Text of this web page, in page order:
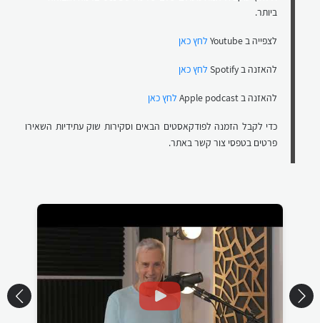
ביותר.
לצפייה ב Youtube לחץ כאן
להאזנה ב Spotify לחץ כאן
להאזנה ב Apple podcast לחץ כאן
כדי לקבל הזמנה לפודקאסטים הבאים וסקירות שוק עתידיות השאירו
פרטים בטפסי צור קשר באתר.